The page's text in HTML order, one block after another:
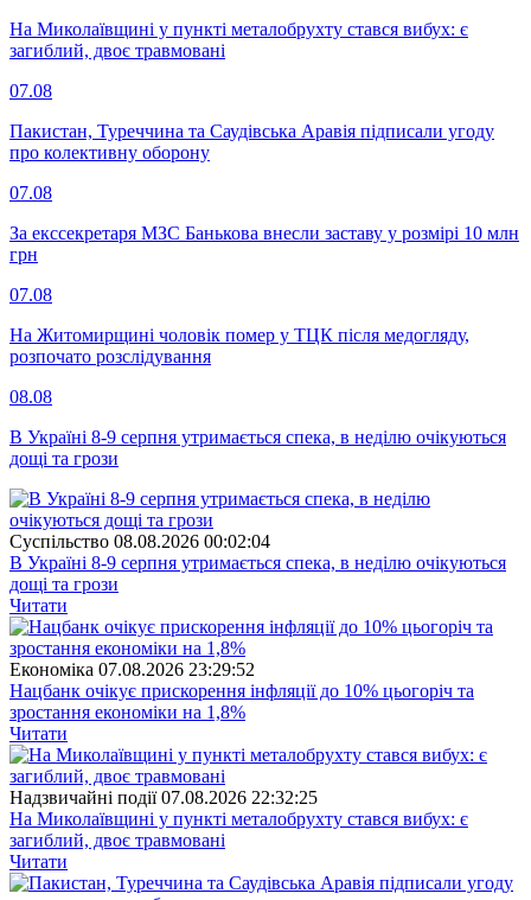
На Миколаївщині у пункті металобрухту стався вибух: є
загиблий, двоє травмовані
07.08
Пакистан, Туреччина та Саудівська Аравія підписали угоду
про колективну оборону
07.08
За екссекретаря МЗС Банькова внесли заставу у розмірі 10 млн
грн
07.08
На Житомирщині чоловік помер у ТЦК після медогляду,
розпочато розслідування
08.08
В Україні 8-9 серпня утримається спека, в неділю очікуються
дощі та грози
Суспiльство 08.08.2026 00:02:04
В Україні 8-9 серпня утримається спека, в неділю очікуються
дощі та грози
Читати
Економіка 07.08.2026 23:29:52
Нацбанк очікує прискорення інфляції до 10% цьогоріч та
зростання економіки на 1,8%
Читати
Надзвичайні події 07.08.2026 22:32:25
На Миколаївщині у пункті металобрухту стався вибух: є
загиблий, двоє травмовані
Читати